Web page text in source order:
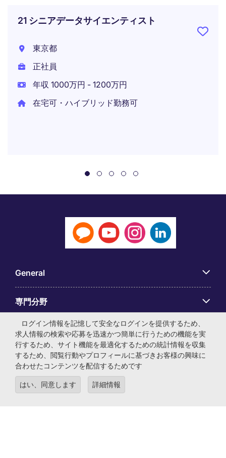
21 シニアデータサイエンティスト
東京都
正社員
年収 1000万円 - 1200万円
在宅可・ハイブリッド勤務可
General
専門分野
アプリ
Employer Centre
ログイン情報を記憶して安全なログインを提供するため、
求人情報の検索や応募を迅速かつ簡単に行うための機能を実
行するため、サイト機能を最適化するための統計情報を収集
するため、閲覧行動やプロフィールに基づきお客様の興味に
合わせたコンテンツを配信するためです
はい、同意します 詳細情報